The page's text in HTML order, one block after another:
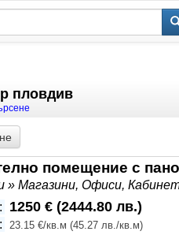
пловдив
» Магазини, Офиси,
1250 € (2444.80 лв.)
23.15 €/кв.м (45.27 лв./кв.м)